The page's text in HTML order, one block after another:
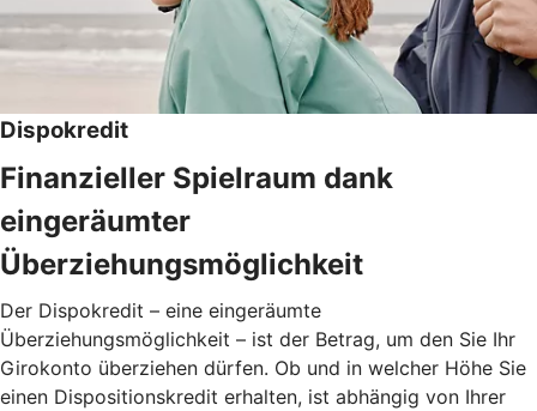
Dispokredit
Finanzieller Spielraum dank
eingeräumter
Überziehungsmöglichkeit
Der Dispokredit – eine eingeräumte
Überziehungsmöglichkeit – ist der Betrag, um den Sie Ihr
Girokonto überziehen dürfen. Ob und in welcher Höhe Sie
einen Dispositionskredit erhalten, ist abhängig von Ihrer